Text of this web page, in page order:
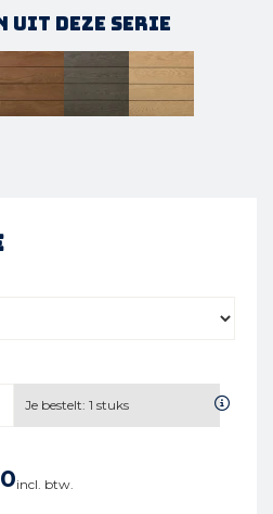
uit deze serie
Je bestelt: 1 stuks
incl. btw.